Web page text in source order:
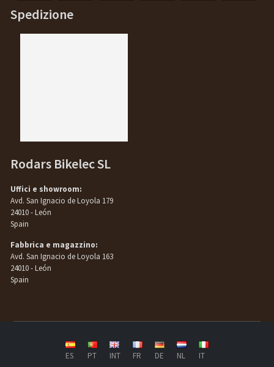
Spedizione
Rodars Bikelec SL
Uffici e showroom:
Avd. San Ignacio de Loyola 179
24010 - León
Spain
Fabbrica e magazzino:
Avd. San Ignacio de Loyola 163
24010 - León
Spain
ES PT INT FR DE NL IT